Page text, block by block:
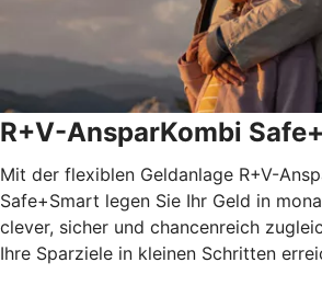
R+V-AnsparKombi
Mit der flexiblen Geldanlage R+V-
Safe+Smart legen Sie Ihr Geld in
clever, sicher und chancenreich
Ihre Sparziele in kleinen Schritten